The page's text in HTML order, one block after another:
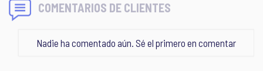
COMENTARIOS DE CLIENTES
Nadie ha comentado aún. Sé el primero en comentar